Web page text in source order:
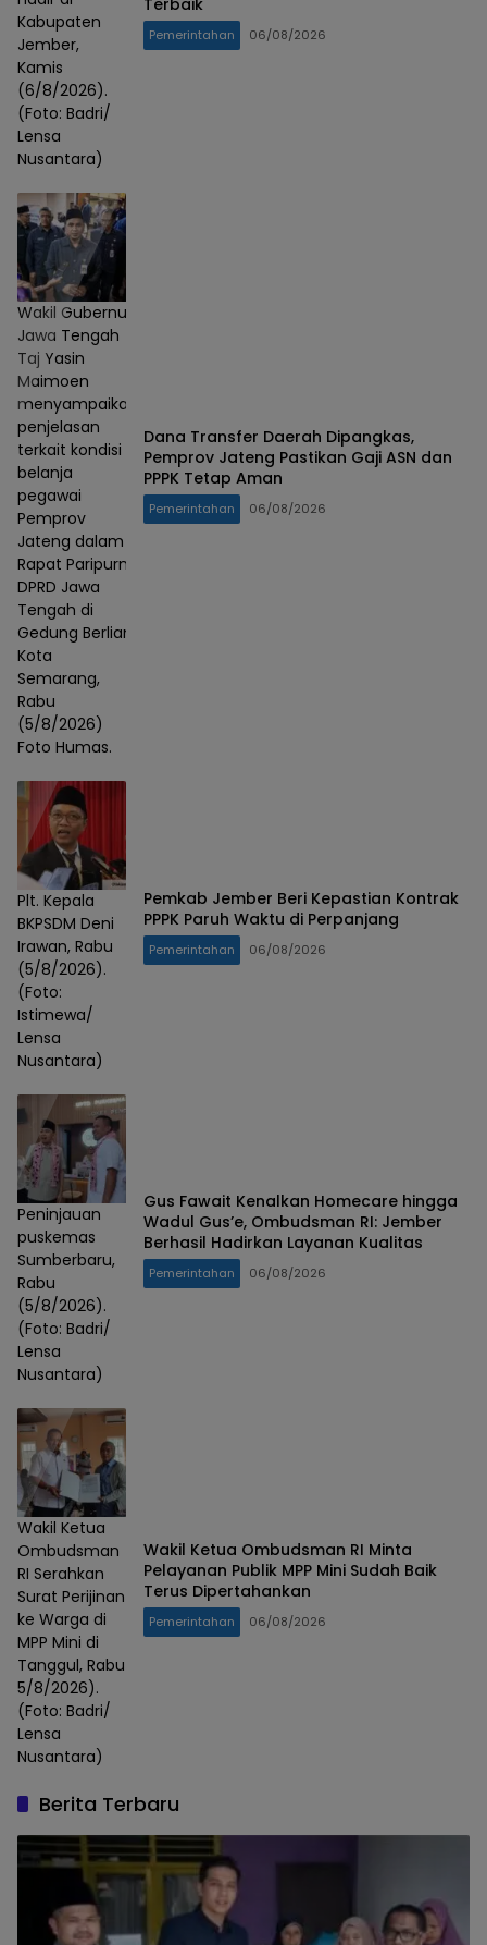
Kabupaten
Jember,
Kamis
(6/8/2026).
(Foto: Badri/
Lensa
Nusantara)
Terbaik
Pemerintahan 06/08/2026
Wakil Gubernur
Jawa Tengah
Taj Yasin
Maimoen
menyampaikan
penjelasan
terkait kondisi
belanja
pegawai
Pemprov
Jateng dalam
Rapat Paripurna
DPRD Jawa
Tengah di
Gedung Berlian,
Kota
Semarang,
Rabu
(5/8/2026)
Foto Humas.
Dana Transfer Daerah Dipangkas,
Pemprov Jateng Pastikan Gaji ASN dan
PPPK Tetap Aman
Pemerintahan 06/08/2026
Plt. Kepala
BKPSDM Deni
Irawan, Rabu
(5/8/2026).
(Foto:
Istimewa/
Lensa
Nusantara)
Pemkab Jember Beri Kepastian Kontrak
PPPK Paruh Waktu di Perpanjang
Pemerintahan 06/08/2026
Peninjauan
puskemas
Sumberbaru,
Rabu
(5/8/2026).
(Foto: Badri/
Lensa
Nusantara)
Gus Fawait Kenalkan Homecare hingga
Wadul Gus’e, Ombudsman RI: Jember
Berhasil Hadirkan Layanan Kualitas
Pemerintahan 06/08/2026
Wakil Ketua
Ombudsman
RI Serahkan
Surat Perijinan
ke Warga di
MPP Mini di
Tanggul, Rabu
5/8/2026).
(Foto: Badri/
Lensa
Nusantara)
Wakil Ketua Ombudsman RI Minta
Pelayanan Publik MPP Mini Sudah Baik
Terus Dipertahankan
Pemerintahan 06/08/2026
Berita Terbaru